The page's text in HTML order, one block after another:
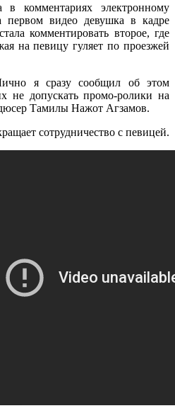
в комментариях электронному
первом видео девушка в кадре
комментировать второе, где
на певицу гуляет по проезжей
я сразу сообщил об этом
не допускать промо-ролики на
Тамилы Нажот Агзамов.
сотрудничество с певицей.